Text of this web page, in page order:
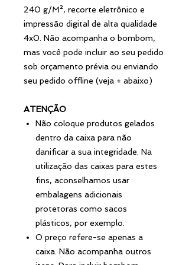
240 g/M², recorte eletrônico e
impressão digital de alta qualidade
4x0. Não acompanha o bombom,
mas você pode incluir ao seu pedido
sob orçamento prévia ou enviando
seu pedido offline (veja + abaixo)
ATENÇÃO
Não coloque produtos gelados
dentro da caixa para não
danificar a sua integridade. Na
utilização das caixas para estes
fins, aconselhamos usar
embalagens adicionais
protetoras como sacos
plásticos, por exemplo.
O preço refere-se apenas a
caixa. Não acompanha outros